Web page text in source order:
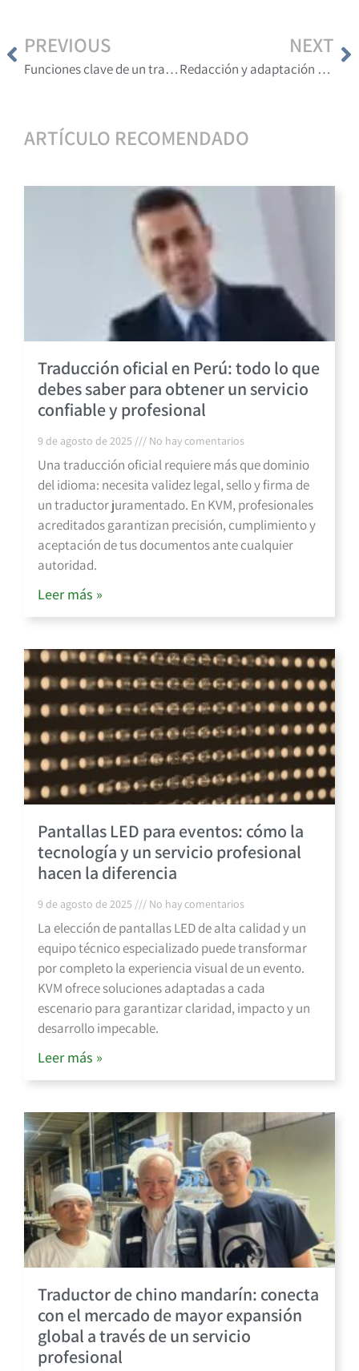
PREVIOUS
Funciones clave de un traductor de quechua y otras lenguas originarias en el Perú
NEXT
Redacción y adaptación de contenidos para destacar en el mercado internacional
ARTÍCULO RECOMENDADO
Traducción oficial en Perú: todo lo que
debes saber para obtener un servicio
confiable y profesional
9 de agosto de 2025 No hay comentarios
Una traducción oficial requiere más que dominio
del idioma: necesita validez legal, sello y firma de
un traductor juramentado. En KVM, profesionales
acreditados garantizan precisión, cumplimiento y
aceptación de tus documentos ante cualquier
autoridad.
Leer más »
Pantallas LED para eventos: cómo la
tecnología y un servicio profesional
hacen la diferencia
9 de agosto de 2025 No hay comentarios
La elección de pantallas LED de alta calidad y un
equipo técnico especializado puede transformar
por completo la experiencia visual de un evento.
KVM ofrece soluciones adaptadas a cada
escenario para garantizar claridad, impacto y un
desarrollo impecable.
Leer más »
Traductor de chino mandarín: conecta
con el mercado de mayor expansión
global a través de un servicio
profesional